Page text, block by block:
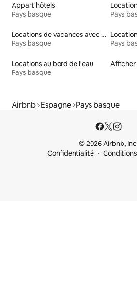
Appart'hôtels
Pays basque
Pays
Locations de vacances avec piscine
Pays basque
Pays
Locations au bord de l'eau
Pays basque
Afficher
Airbnb Espagne Pays basque
© 2026 Airbnb,
Confidentialité